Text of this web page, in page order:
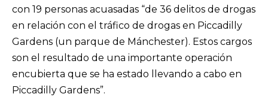
con 19 personas acuasadas “de 36 delitos de drogas
en relación con el tráfico de drogas en Piccadilly
Gardens (un parque de Mánchester). Estos cargos
son el resultado de una importante operación
encubierta que se ha estado llevando a cabo en
Piccadilly Gardens”.